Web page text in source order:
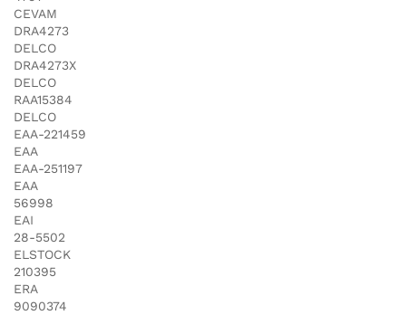
CEVAM
DRA4273
DELCO
DRA4273X
DELCO
RAA15384
DELCO
EAA-221459
EAA
EAA-251197
EAA
56998
EAI
28-5502
ELSTOCK
210395
ERA
9090374